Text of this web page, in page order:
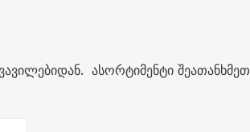
ასორტიმენტი შეათანხმეთ